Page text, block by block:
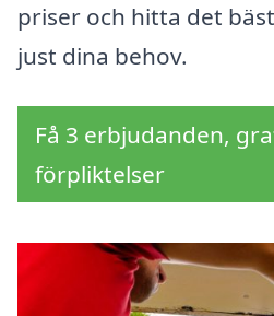
priser och hitta det
just dina behov.
Få 3 erbjudanden,
förpliktelser